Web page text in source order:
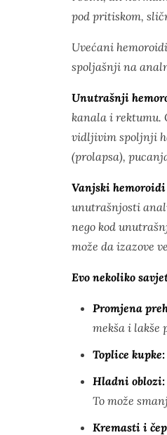
pod pritiskom,
Uvećani
spoljašnji na
Unutrašnji
kanala i rektumu.
vidljivim spoljnji
(prolapsa),
Vanjski hemoroidi
unutrašnjosti
nego kod
može da izazove
Evo nekoliko
Promjena
mekša i lakše
Toplice kupke:
Hladni oblozi:
To može
Kremasti i